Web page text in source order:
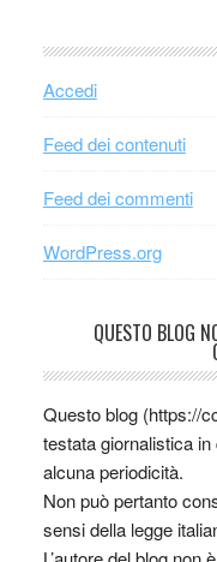
Accedi
Feed dei contenuti
Feed dei commenti
WordPress.org
QUESTO BLOG
Questo blog (https://
testata giornalistica
alcuna periodicità.
Non può pertanto
sensi della legge